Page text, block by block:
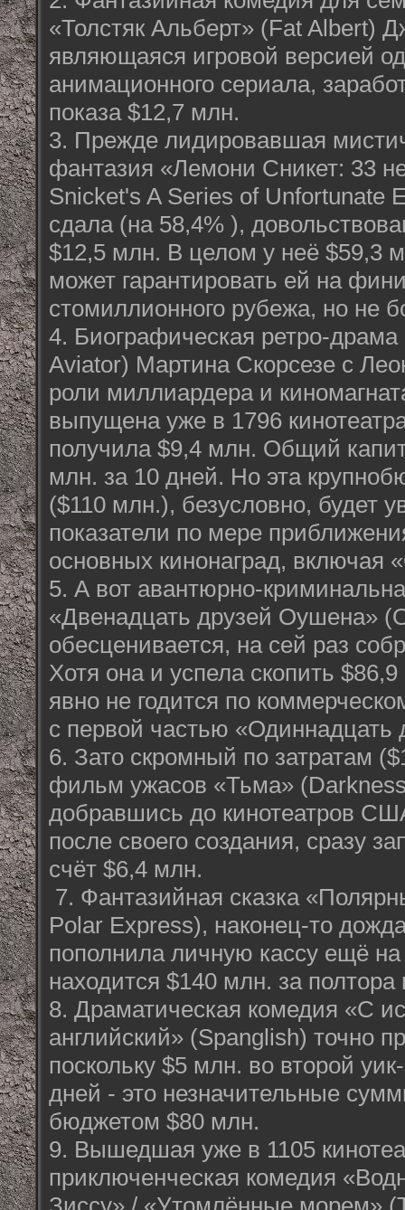
«Толстяк Альберт» (Fat Albert)
являющаяся игровой версией
анимационного сериала,
показа $12,7 млн.
3. Прежде лидировавшая
фантазия «Лемони Сникет: 33
Snicket's A Series of Unfortunate
сдала (на 58,4% ),
$12,5 млн. В целом у неё $59,3
может гарантировать ей на
стомиллионного рубежа, но не
4. Биографическая ретро-
Aviator) Мартина Скорсезе с
роли миллиардера и
выпущена уже в 1796
получила $9,4 млн. Общий
млн. за 10 дней. Но эта
($110 млн.), безусловно, будет
показатели по мере
основных кинонаград, включая
5. А вот авантюрно-
«Двенадцать друзей Оушена»
обесценивается, на сей раз
Хотя она и успела скопить
явно не годится по
с первой частью
6. Зато скромный по затратам
фильм ужасов «Тьма»
добравшись до кинотеатров
после своего создания, сразу
счёт $6,4 млн.
7. Фантазийная сказка
Polar Express), наконец-то
пополнила личную кассу ещё
находится $140 млн. за
8. Драматическая комедия «С
английский» (Spanglish) точно
поскольку $5 млн. во второй
дней - это незначительные
бюджетом $80 млн.
9. Вышедшая уже в 1105
приключенческая комедия